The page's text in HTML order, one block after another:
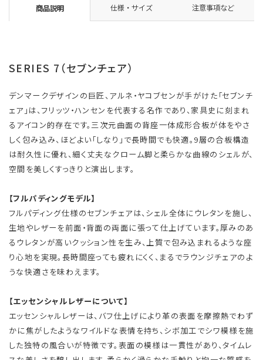
商品説明 仕様・サイズ 注意事項など
SERIES 7（セブンチェア）
デンマークデザインの巨匠、アルネ・ヤコブセンが手がけた「セブンチ
ェア」は、フリッツ・ハンセンを代表する名作であり、家具史に刻まれ
るアイコン的存在です。三次元曲面の背座一体成形合板が体をやさ
しく包み込み、ほどよい「しなり」で長時間でも快適。9層の合板構造
は耐久性に優れ、細く丈夫なクローム脚と柔らかな曲線のシェルが、
空間を美しくすっきりと演出します。
【フルパディングモデル】
フルパディング仕様のセブンチェアは、シェル全体にウレタンを施し、
生地やレザーを前面・背面の両面に張って仕上げています。厚みのあ
るウレタンが高いクッション性を生み、上質で包み込まれるような座
り心地を実現。長時間座っても疲れにくく、まるでラウンジチェアのよ
うな快適さを味わえます。
【エッセンシャルレザーについて】
エッセンシャルレザーは、バフ仕上げにより革の表面を摩擦熱でわず
かに焦がしたようなワイルドな表情を持ち、シボ加工でシワ模様を施
した独特の風合いが特徴です。表面の模様は一貫性があり、タイムレ